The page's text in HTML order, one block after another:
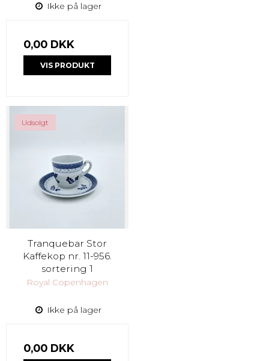
Ikke på lager
0,00 DKK
VIS PRODUKT
Udsolgt
Tranquebar Stor
Kaffekop nr. 11-956.
sortering 1
Royal Copenhagen
Ikke på lager
0,00 DKK